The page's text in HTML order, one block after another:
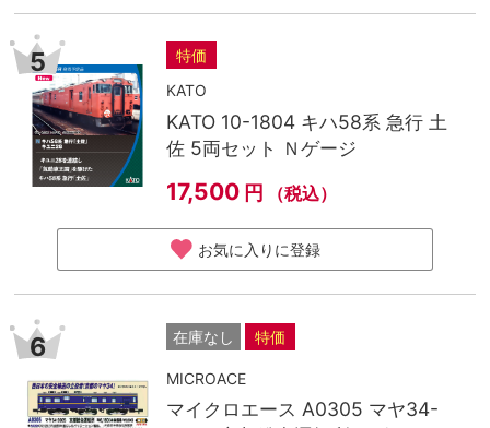
5
特価
KATO
KATO 10-1804 キハ58系 急行 土
佐 5両セット Ｎゲージ
17,500 円 （税込）
お気に入りに登録
6 在庫なし 特価
MICROACE
マイクロエース A0305 マヤ34-